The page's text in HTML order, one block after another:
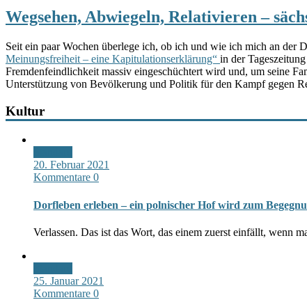
Wegsehen, Abwiegeln, Relativieren –
Seit ein paar Wochen überlege ich, ob ich und wie ich mich an
Meinungsfreiheit – eine Kapitulationserklärung“ in der
Fremdenfeindlichkeit massiv eingeschüchtert wird und, um seine
Unterstützung von Bevölkerung und Politik für den Kampf gegen
Kultur
20. Februar 2021
Kommentare 0
Dorfleben erleben – ein polnischer Hof wird zum
Verlassen. Das ist das Wort, das einem zuerst einfällt, wenn
25. Januar 2021
Kommentare 0